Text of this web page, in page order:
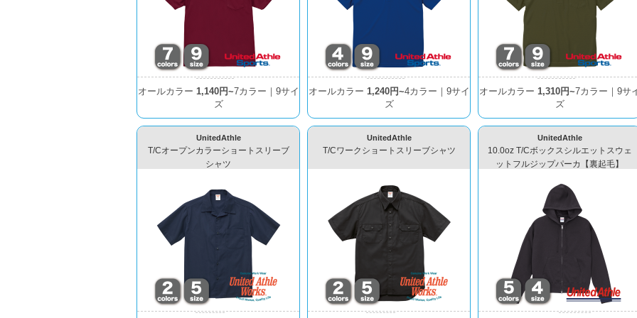
オールカラー 1,140円~7カラー｜9サイ
ズ
オールカラー 1,240円~4カラー｜9サイ
ズ
オールカラー 1,310円~7カラー｜9サ
ズ
UnitedAthle
T/Cオープンカラーショートスリーブ
シャツ
UnitedAthle
T/Cワークショートスリーブシャツ
UnitedAthle
10.0oz T/Cボックスシルエットスウェ
ットフルジップパーカ【裏起毛】